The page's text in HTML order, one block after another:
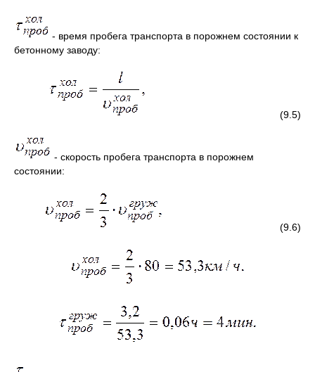
- время пробега транспорта в порожнем состоянии к
бетонному заводу:
(9.5)
- скорость пробега транспорта в порожнем
состоянии:
(9.6)